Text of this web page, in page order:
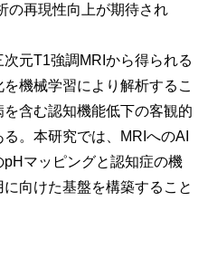
の再現性向上が期待され
元T1強調MRIから得られる
機械学習により解析するこ
含む認知機能低下の客観的
。本研究では、MRIへのAI
マッピングと認知症の機
向けた基盤を構築すること